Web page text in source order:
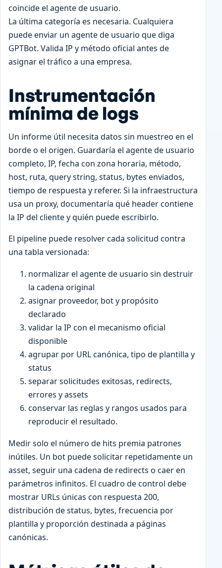
coincide el agente de usuario.
La última categoría es necesaria. Cualquiera
puede enviar un agente de usuario que diga
GPTBot. Valida IP y método oficial antes de
asignar el tráfico a una empresa.
Instrumentación
mínima de logs
Un informe útil necesita datos sin muestreo en el
borde o el origen. Guardaría el agente de usuario
completo, IP, fecha con zona horaria, método,
host, ruta, query string, status, bytes enviados,
tiempo de respuesta y referer. Si la infraestructura
usa un proxy, documentaría qué header contiene
la IP del cliente y quién puede escribirlo.
El pipeline puede resolver cada solicitud contra
una tabla versionada:
normalizar el agente de usuario sin destruir
la cadena original
asignar proveedor, bot y propósito
declarado
validar la IP con el mecanismo oficial
disponible
agrupar por URL canónica, tipo de plantilla y
status
separar solicitudes exitosas, redirects,
errores y assets
conservar las reglas y rangos usados para
reproducir el resultado.
Medir solo el número de hits premia patrones
inútiles. Un bot puede solicitar repetidamente un
asset, seguir una cadena de redirects o caer en
parámetros infinitos. El cuadro de control debe
mostrar URLs únicas con respuesta 200,
distribución de status, bytes, frecuencia por
plantilla y proporción destinada a páginas
canónicas.